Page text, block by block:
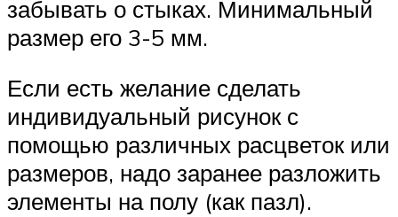
забывать о стыках. Минимальный
размер его 3-5 мм.
Если есть желание сделать
индивидуальный рисунок с
помощью различных расцветок или
размеров, надо заранее разложить
элементы на полу (как пазл).